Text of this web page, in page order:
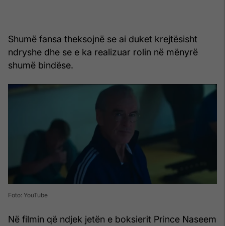
Shumë fansa theksojnë se ai duket krejtësisht
ndryshe dhe se e ka realizuar rolin në mënyrë
shumë bindëse.
Foto: YouTube
Në filmin që ndjek jetën e boksierit Prince Naseem